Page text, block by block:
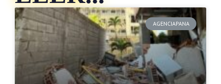
AGENCIAPANA